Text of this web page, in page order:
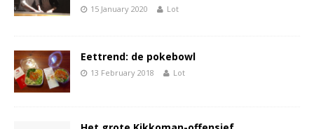
15 January 2020 Lot
Eettrend: de pokebowl
13 February 2018 Lot